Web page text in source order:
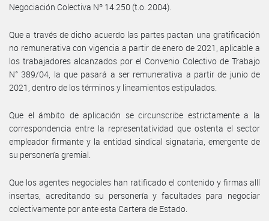
Negociación Colectiva Nº 14.250 (t.o. 2004).
Que a través de dicho acuerdo las partes pactan una gratificación
no remunerativa con vigencia a partir de enero de 2021, aplicable a
los trabajadores alcanzados por el Convenio Colectivo de Trabajo
N° 389/04, la que pasará a ser remunerativa a partir de junio de
2021, dentro de los términos y lineamientos estipulados.
Que el ámbito de aplicación se circunscribe estrictamente a la
correspondencia entre la representatividad que ostenta el sector
empleador firmante y la entidad sindical signataria, emergente de
su personería gremial.
Que los agentes negociales han ratificado el contenido y firmas allí
insertas, acreditando su personería y facultades para negociar
colectivamente por ante esta Cartera de Estado.